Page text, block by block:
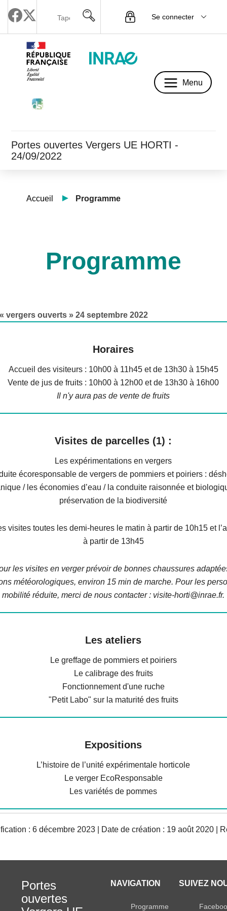
Se connecter
Menu
Portes ouvertes Vergers UE HORTI -
24/09/2022
Accueil Programme
Programme
vergers ouverts » 24 septembre 2022
Horaires
Accueil des visiteurs : 10h00 à 11h45 et de 13h30 à 15h45
Vente de jus de fruits : 10h00 à 12h00 et de 13h30 à 16h00
Il n'y aura pas de vente de fruits
Visitesde parcelles (1) :
Les expérimentations en vergers
écoresponsable de vergers de pommiers et poiriers :
/ les économies d’eau / la conduite raisonnée et
préservation de la biodiversité
visites toutes les demi-heures le matin à partir de 10h15 et
à partir de 13h45
les visites en verger prévoir de bonnes chaussures
météorologiques, environ 15 min de marche. Pour les
mobilité réduite, merci de nous contacter : visite-horti@inrae.fr.
Les ateliers
Le greffage de pommiers et poiriers
Le calibrage des fruits
Fonctionnement d'une ruche
"Petit Labo" sur la maturité des fruits
Expositions
L’histoire de l’unité expérimentale horticole
Le verger EcoResponsable
Les variétés de pommes
: 6 décembre 2023 | Date de création : 19 août 2020 |
Portes
ouvertes
NAVIGATION
Programme
SUIVEZ